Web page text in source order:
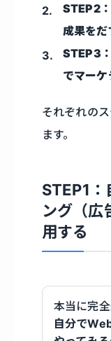
STEP2
成果をだ
STEP3
でマー
それぞれの
ます。
STEP1
ング（広
用する
本当に完
自分で